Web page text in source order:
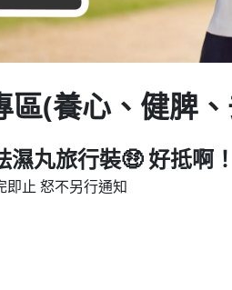
區(養心、健脾
丸旅行裝🤑 好抵啊！
止 怒不另行通知